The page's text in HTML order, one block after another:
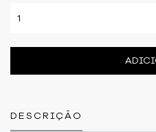
DESCRIÇÃO